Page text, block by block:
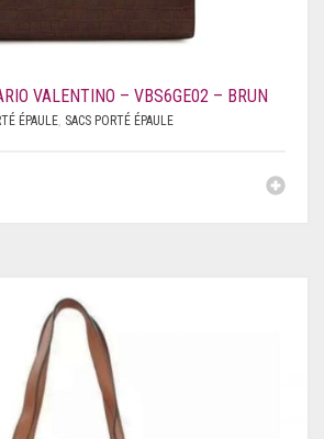
VALENTINO – VBS6GE02 – BRUN
ÉPAULE SACS PORTÉ ÉPAULE